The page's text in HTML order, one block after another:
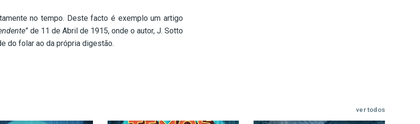
no tempo. Deste facto é exemplo um artigo
” de 11 de Abril de 1915, onde o autor, J. Sotto
do folar ao da própria digestão.
ver todos